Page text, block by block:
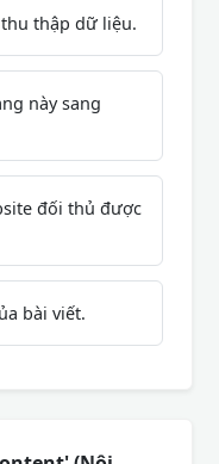
thập dữ liệu.
này sang
đối thủ được
bài viết.